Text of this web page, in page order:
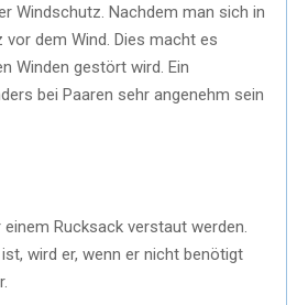
Windschutz. Nachdem man sich in
dem Wind. Dies macht es
Winden gestört wird. Ein
bei Paaren sehr angenehm sein
Rucksack verstaut werden.
wird er, wenn er nicht benötigt